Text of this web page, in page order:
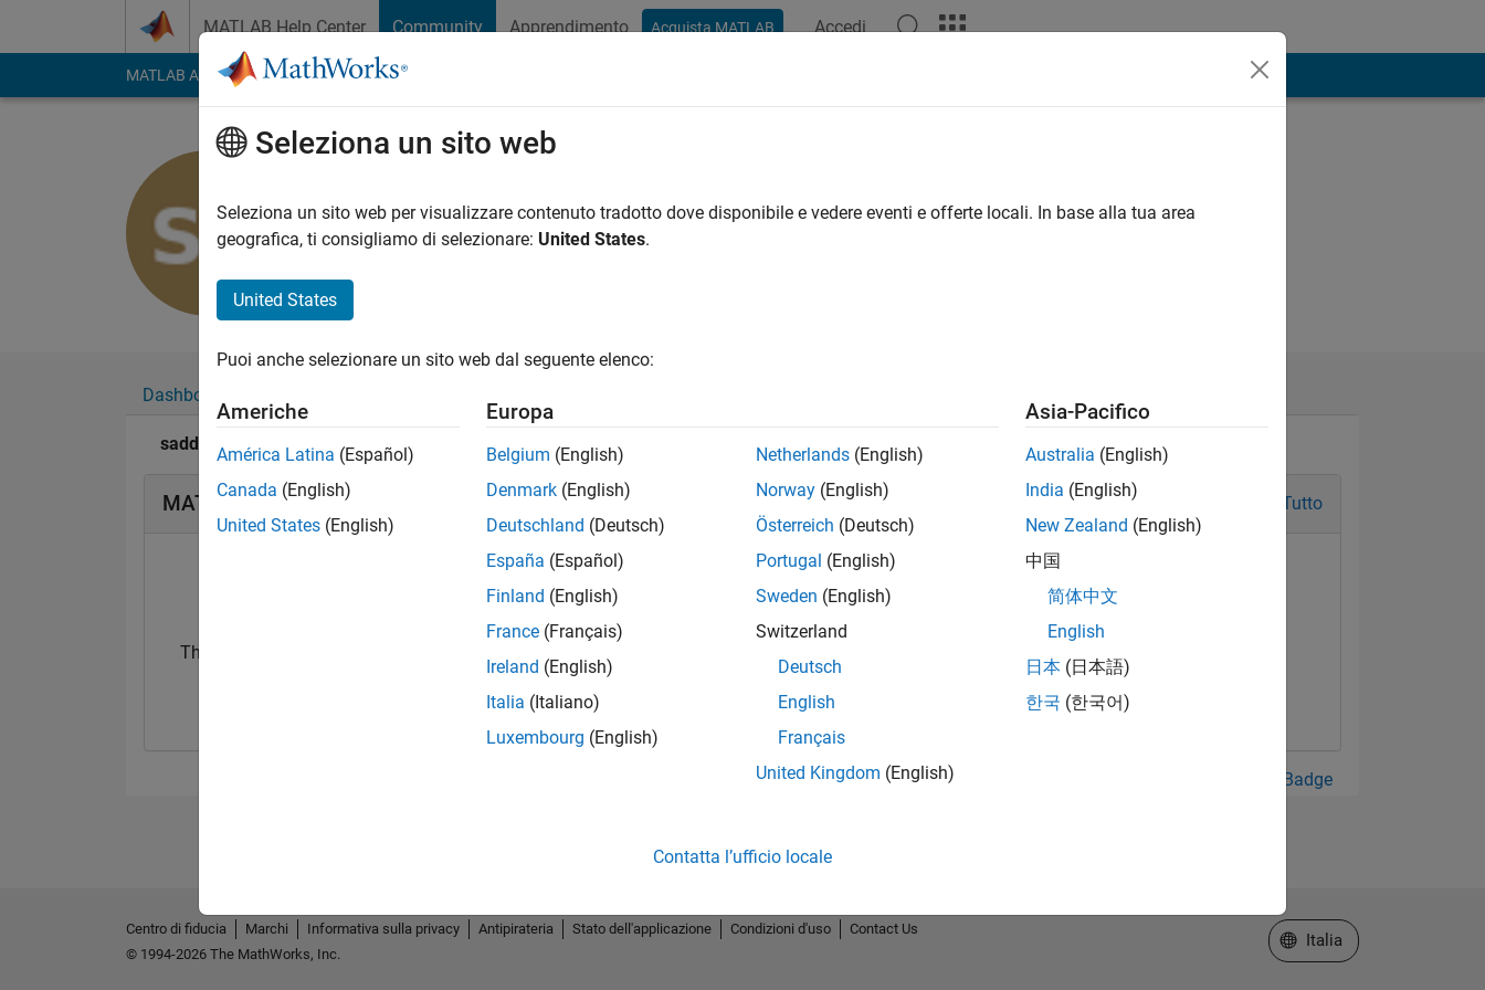
MATLAB Help Center Community Apprendimento Acquista MATLAB Accedi
MATLAB Answers File Exchange Cody
Attivo dal 2019
Followers:0Following:0
Dashboard
saddam alqasimi's Badge
MATLAB Answers Badge Tutto
Thankful Level 1
15 Feb 2022
Guarda tutto Badge
Seleziona un sito web
Seleziona un sito web per visualizzare contenuto tradotto dove disponibile e vedere eventi e offerte locali. In base alla tua area
geografica, ti consigliamo di selezionare: United States.
United States
Puoi anche selezionare un sito web dal seguente elenco:
Americhe
América Latina (Español)
Canada (English)
United States (English)
Europa
Belgium (English)
Denmark (English)
Deutschland (Deutsch)
España (Español)
Finland (English)
France (Français)
Ireland (English)
Italia (Italiano)
Luxembourg (English)
Netherlands (English)
Norway (English)
Österreich (Deutsch)
Portugal (English)
Sweden (English)
Switzerland
Deutsch
English
Français
United Kingdom (English)
Asia-Pacifico
Australia (English)
India (English)
New Zealand (English)
中国
简体中文
English
日本 (日本語)
한국 (한국어)
Contatta l’ufficio locale
Centro di fiducia Marchi Informativa sulla privacy Antipirateria Stato dell'applicazione Condizioni d'uso
Contact Us
© 1994-2026 The MathWorks, Inc.
Seleziona un sito web
Italia